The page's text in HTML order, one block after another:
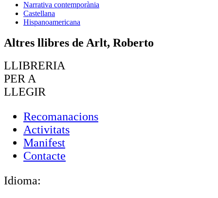
Narrativa contemporània
Castellana
Hispanoamericana
Altres llibres de Arlt, Roberto
LLIBRERIA
PER A
LLEGIR
Recomanacions
Activitats
Manifest
Contacte
Idioma: